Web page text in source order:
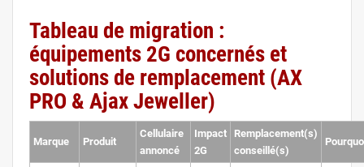
Tableau de migration :
équipements 2G concernés et
solutions de remplacement (AX
PRO & Ajax Jeweller)
Marque Produit
Cellulaire
annoncé
Impact
2G
Remplacement(s)
conseillé(s)